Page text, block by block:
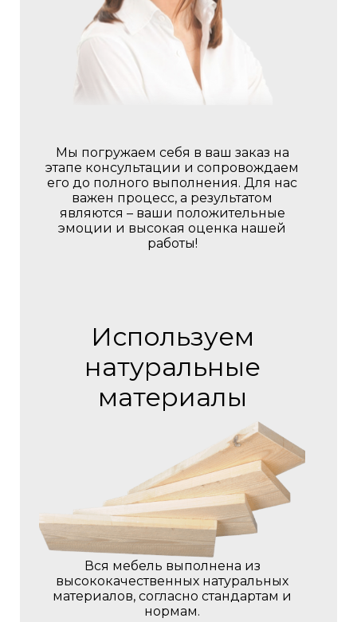
Мы погружаем себя в ваш заказ на
этапе консультации и сопровождаем
его до полного выполнения. Для нас
важен процесс, а результатом
являются – ваши положительные
эмоции и высокая оценка нашей
работы!
Используем
натуральные
материалы
Вся мебель выполнена из
высококачественных натуральных
материалов, согласно стандартам и
нормам.